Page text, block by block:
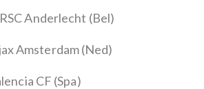
Anderlecht (Bel)
Amsterdam (Ned)
CF (Spa)